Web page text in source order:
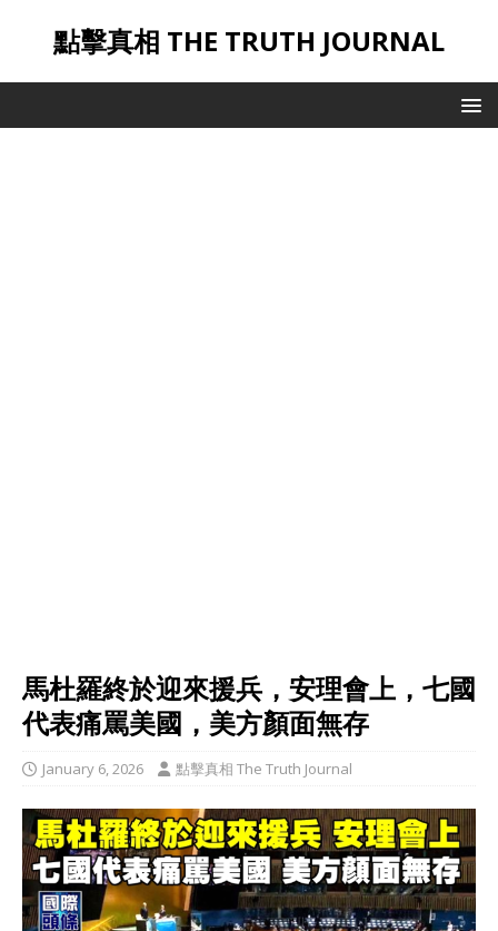
點擊真相 THE TRUTH JOURNAL
馬杜羅終於迎來援兵，安理會上，七國
代表痛罵美國，美方顏面無存
January 6, 2026 點擊真相 The Truth Journal